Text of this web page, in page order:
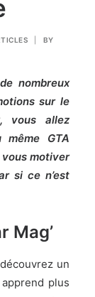
BY
nombreux
sur le
vous allez
même GTA
motiver
si ce n’est
Mag’
un
plus